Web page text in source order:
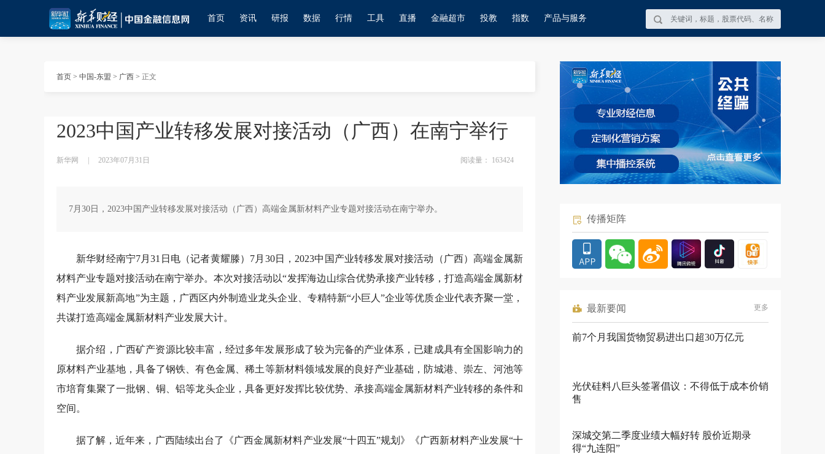
首页 资讯 研报 数据 行情 工具 直播 金融超市 投教 指数 产品与服务
首页 > 中国-东盟 > 广西 > 正文
2023中国产业转移发展对接活动（广西）在南宁举行
新华网 2023年07月31日 阅读量： 163424
7月30日，2023中国产业转移发展对接活动（广西）高端金属新材料产业专题对接活动在南宁举办。
新华财经南宁7月31日电（记者黄耀滕）7月30日，2023中国产业转移发展对接活动（广西）高端金属新
材料产业专题对接活动在南宁举办。本次对接活动以“发挥海边山综合优势承接产业转移，打造高端金属新材
料产业发展新高地”为主题，广西区内外制造业龙头企业、专精特新“小巨人”企业等优质企业代表齐聚一堂，
共谋打造高端金属新材料产业发展大计。
据介绍，广西矿产资源比较丰富，经过多年发展形成了较为完备的产业体系，已建成具有全国影响力的
原材料产业基地，具备了钢铁、有色金属、稀土等新材料领域发展的良好产业基础，防城港、崇左、河池等
市培育集聚了一批钢、铜、铝等龙头企业，具备更好发挥比较优势、承接高端金属新材料产业转移的条件和
空间。
据了解，近年来，广西陆续出台了《广西金属新材料产业发展“十四五”规划》《广西新材料产业发展“十
传播矩阵
最新要闻 更多
前7个月我国货物贸易进出口超30万亿元
光伏硅料八巨头签署倡议：不得低于成本价销
售
深城交第二季度业绩大幅好转 股价近期录
得“九连阳”